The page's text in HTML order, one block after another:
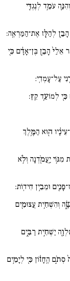
עֹמֵ֥ד לְנֶגְדִּ֖י
הָבֵ֥ן לְהַלָּ֖ז אֶת־הַמַּרְאֶֽה:
אֵלַי֙ הָבֵ֣ן בֶּן־אָדָ֔ם כִּ֖י
עַל־עָמְדִֽי:
כִּ֖י לְמוֹעֵ֥ד קֵֽץ:
ה֖וּא הַמֶּ֥לֶךְ
יַֽעֲמֹ֖דְנָה וְלֹ֥א
וּמֵבִ֥ין חִידֽוֹת:
וְהִשְׁחִ֥ית עֲצוּמִ֖ים
יַשְׁחִ֣ית רַבִּ֑ים
הֶֽחָז֔וֹן כִּ֖י לְיָמִ֥ים